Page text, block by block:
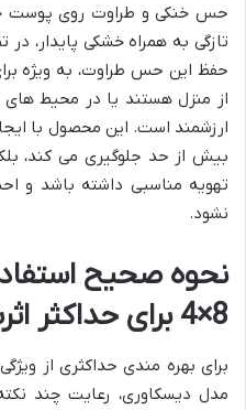
حس خنکی و طراوت روی پوست
تازگی به همراه خشکی پایدار،
حفظ این حس طراوت، به ویژه
از منزل هستند یا در محیط های
ارزشمند است. این محصول با
بیش از حد جلوگیری می کند،
تهویه مناسبی داشته باشد و
نشود.
نحوه صحیح
8×4 برای حداکثر اثربخشی
مدل دیسکاوری، رعایت چند